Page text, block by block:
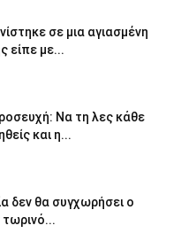
σε μια αγιασμένη
είπε με...
Να τη λες κάθε
και η...
δεν θα συγχωρήσει ο